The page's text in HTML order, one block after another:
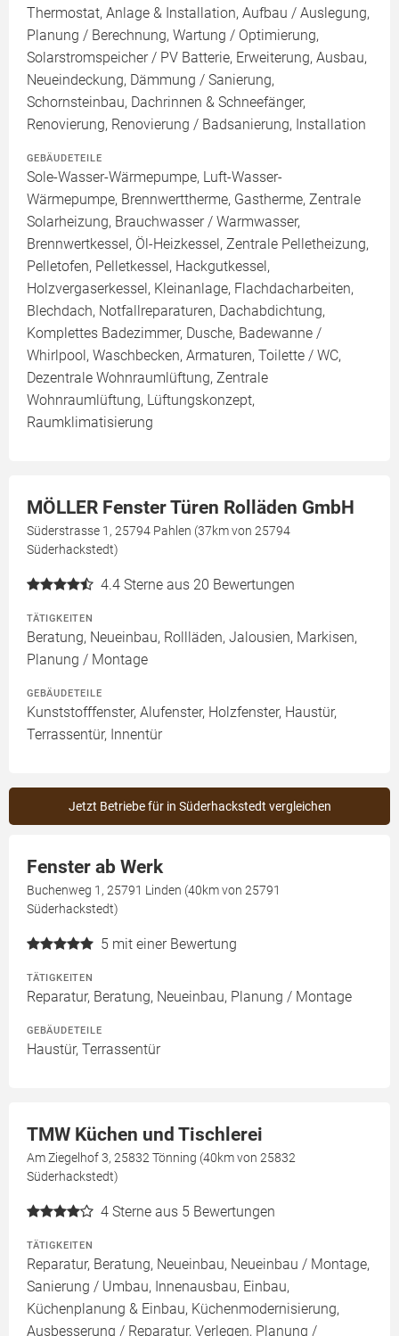
Thermostat, Anlage & Installation, Aufbau / Auslegung,
Planung / Berechnung, Wartung / Optimierung,
Solarstromspeicher / PV Batterie, Erweiterung, Ausbau,
Neueindeckung, Dämmung / Sanierung,
Schornsteinbau, Dachrinnen & Schneefänger,
Renovierung, Renovierung / Badsanierung, Installation
GEBÄUDETEILE
Sole-Wasser-Wärmepumpe, Luft-Wasser-
Wärmepumpe, Brennwerttherme, Gastherme, Zentrale
Solarheizung, Brauchwasser / Warmwasser,
Brennwertkessel, Öl-Heizkessel, Zentrale Pelletheizung,
Pelletofen, Pelletkessel, Hackgutkessel,
Holzvergaserkessel, Kleinanlage, Flachdacharbeiten,
Blechdach, Notfallreparaturen, Dachabdichtung,
Komplettes Badezimmer, Dusche, Badewanne /
Whirlpool, Waschbecken, Armaturen, Toilette / WC,
Dezentrale Wohnraumlüftung, Zentrale
Wohnraumlüftung, Lüftungskonzept,
Raumklimatisierung
MÖLLER Fenster Türen Rolläden GmbH
Süderstrasse 1, 25794 Pahlen (37km von 25794
Süderhackstedt)
4.4 Sterne aus 20 Bewertungen
TÄTIGKEITEN
Beratung, Neueinbau, Rollläden, Jalousien, Markisen,
Planung / Montage
GEBÄUDETEILE
Kunststofffenster, Alufenster, Holzfenster, Haustür,
Terrassentür, Innentür
Jetzt Betriebe für in Süderhackstedt vergleichen
Fenster ab Werk
Buchenweg 1, 25791 Linden (40km von 25791
Süderhackstedt)
5 mit einer Bewertung
TÄTIGKEITEN
Reparatur, Beratung, Neueinbau, Planung / Montage
GEBÄUDETEILE
Haustür, Terrassentür
TMW Küchen und Tischlerei
Am Ziegelhof 3, 25832 Tönning (40km von 25832
Süderhackstedt)
4 Sterne aus 5 Bewertungen
TÄTIGKEITEN
Reparatur, Beratung, Neueinbau, Neueinbau / Montage,
Sanierung / Umbau, Innenausbau, Einbau,
Küchenplanung & Einbau, Küchenmodernisierung,
Ausbesserung / Reparatur, Verlegen, Planung /